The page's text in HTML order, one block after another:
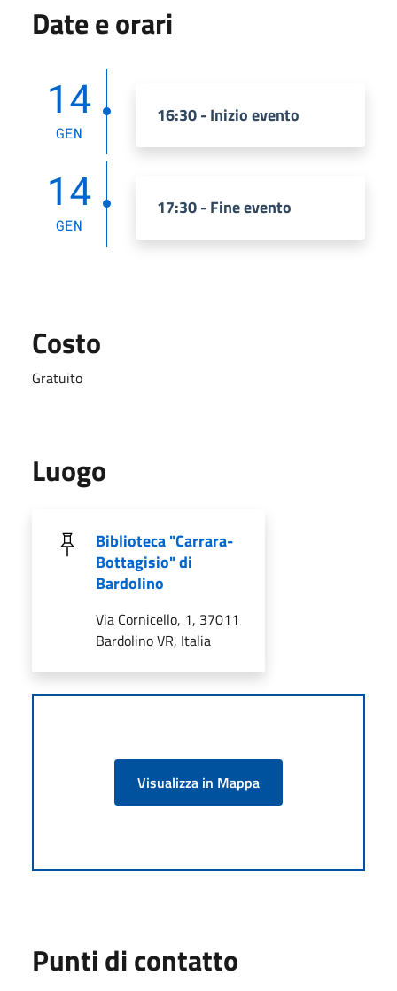
Date e orari
14
GEN
16:30 - Inizio evento
14
GEN
17:30 - Fine evento
Costo
Gratuito
Luogo
Biblioteca "Carrara-
Bottagisio" di
Bardolino
Via Cornicello, 1, 37011
Bardolino VR, Italia
Visualizza in Mappa
Punti di contatto